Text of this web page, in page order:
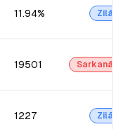
11.94% Zilā
19501 Sarkanā
1227 Zilā